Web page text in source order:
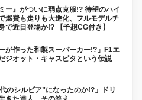
ー』がついに弱点克服!? 待望のハイ
燃費も走りも大進化、フルモデルチ
で近日登場か!? 【予想CG付き】
が作った和製スーパーカー!?」F1エ
ジオット・キャスピタという伝説
代のシルビア”になったのか!?」ドリ